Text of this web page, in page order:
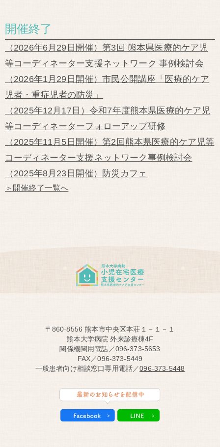
開催終了
（2026年6月29日開催）第3回 熊本県医療的ケア児
等コーディネーター支援ネットワーク 事例検討会
（2026年1月29日開催）市民公開講座「医療的ケア
児者・重症児者の防災」
（2025年12月17日）令和7年度熊本県医療的ケア児
等コーディネーターフォローアップ研修
（2025年11月5日開催）第2回熊本県医療的ケア児等
コーディネーター支援ネットワーク事例検討会
（2025年8月23日開催）防災カフェ
＞開催終了一覧へ
〒860-8556 熊本市中央区本荘１－１－１
熊本大学病院 外来診療棟4F
関係機関用電話／096-373-5653
FAX／096-373-5449
一般患者向け相談窓口専用電話／096-373-5448